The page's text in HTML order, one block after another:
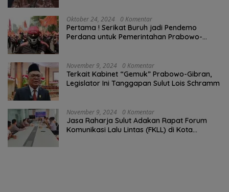
Oktober 24, 2024 0 Komentar
Pertama ! Serikat Buruh jadi Pendemo
Perdana untuk Pemerintahan Prabowo-
November 9, 2024 0 Komentar
Terkait Kabinet “Gemuk” Prabowo-Gibran,
Legislator Ini Tanggapan Sulut Lois Schramm
November 9, 2024 0 Komentar
Jasa Raharja Sulut Adakan Rapat Forum
Komunikasi Lalu Lintas (FKLL) di Kota